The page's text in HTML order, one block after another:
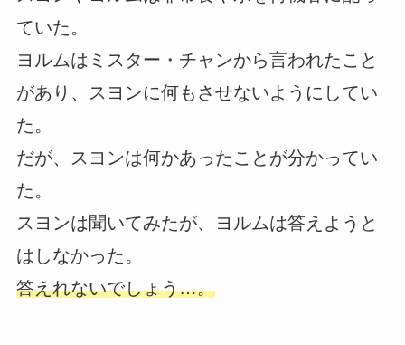
ていた。
ヨルムはミスター・チャンから言われたこと
があり、スヨンに何もさせないようにしてい
た。
だが、スヨンは何かあったことが分かってい
た。
スヨンは聞いてみたが、ヨルムは答えようと
はしなかった。
答えれないでしょう…。